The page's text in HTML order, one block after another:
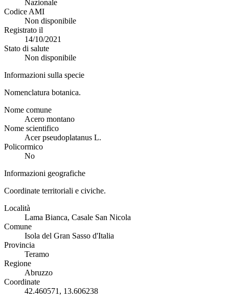
Nazionale
Codice AMI
Non disponibile
Registrato il
14/10/2021
Stato di salute
Non disponibile
Informazioni sulla specie
Nomenclatura botanica.
Nome comune
Acero montano
Nome scientifico
Acer pseudoplatanus L.
Policormico
No
Informazioni geografiche
Coordinate territoriali e civiche.
Località
Lama Bianca, Casale San Nicola
Comune
Isola del Gran Sasso d'Italia
Provincia
Teramo
Regione
Abruzzo
Coordinate
42.460571, 13.606238